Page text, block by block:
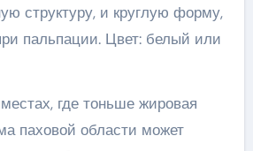
структуру, и круглую форму,
пальпации. Цвет: белый или
где тоньше жировая
паховой области может